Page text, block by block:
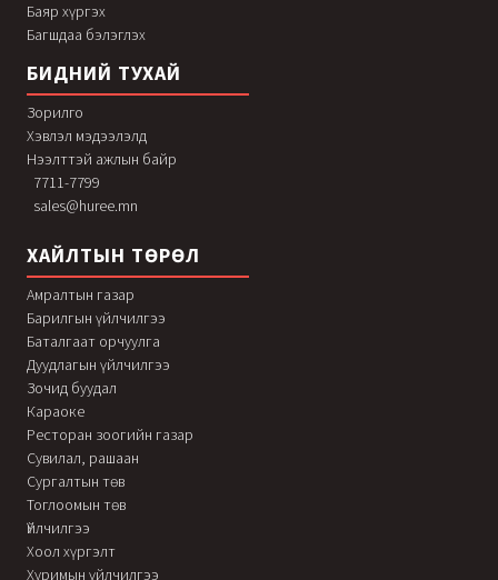
Баяр хүргэх
Багшдаа бэлэглэх
БИДНИЙ ТУХАЙ
Зорилго
Хэвлэл мэдээлэлд
Нээлттэй ажлын байр
7711-7799
sales@huree.mn
ХАЙЛТЫН ТӨРӨЛ
Амралтын газар
Барилгын үйлчилгээ
Баталгаат орчуулга
Дуудлагын үйлчилгээ
Зочид буудал
Караоке
Ресторан зоогийн газар
Сувилал, рашаан
Сургалтын төв
Тоглоомын төв
Үйлчилгээ
Хоол хүргэлт
Хуримын үйлчилгээ